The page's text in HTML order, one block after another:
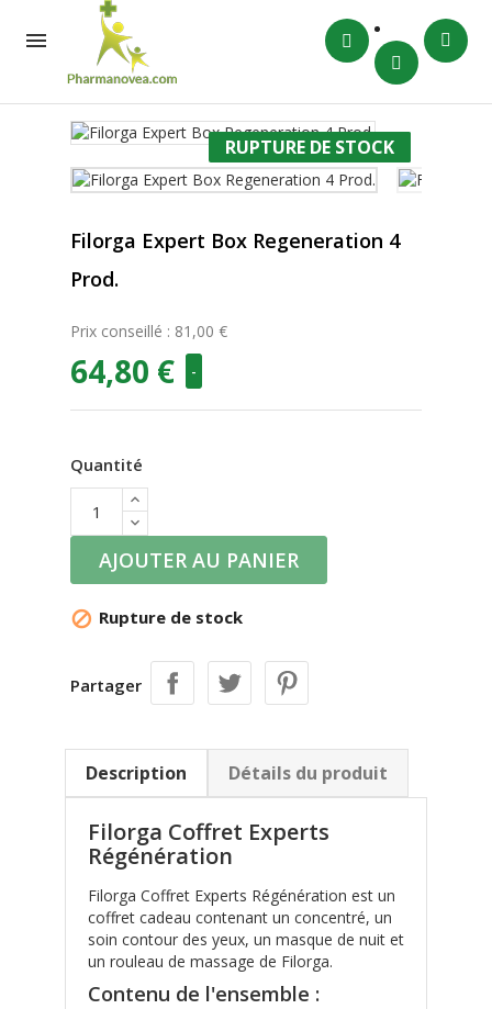

-20%
RUPTURE DE STOCK
Filorga Expert Box Regeneration 4
Prod.
Prix conseillé : 81,00 €
64,80 € -
Quantité
AJOUTER AU PANIER
 Rupture de stock
Partager
Description Détails du produit
Filorga Coffret Experts
Régénération
Filorga Coffret Experts Régénération est un
coffret cadeau contenant un concentré, un
soin contour des yeux, un masque de nuit et
un rouleau de massage de Filorga.
Contenu de l'ensemble :